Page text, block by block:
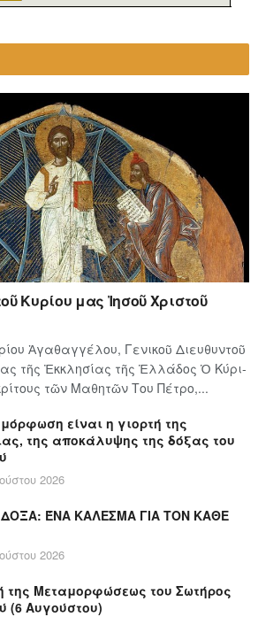
Κυρίου μας Ἰησοῦ Χριστοῦ
Ἀγαθαγγέλου, Γενικοῦ Διευθυντοῦ
τῆς Ἐκκλησίας τῆς Ἑλλάδος Ὁ Κύ­ρι­
τῶν Μα­θη­τῶν Του Πέ­τρο,...
είναι η γιορτή της
της αποκάλυψης της δόξας του
2026
ΔΟΞΑ: ΈΝΑ ΚΑΛΕΣΜΑ ΓΙΑ ΤΟΝ ΚΑΘΕ
2026
της Μεταμορφώσεως του Σωτήρος
(6 Αυγούστου)